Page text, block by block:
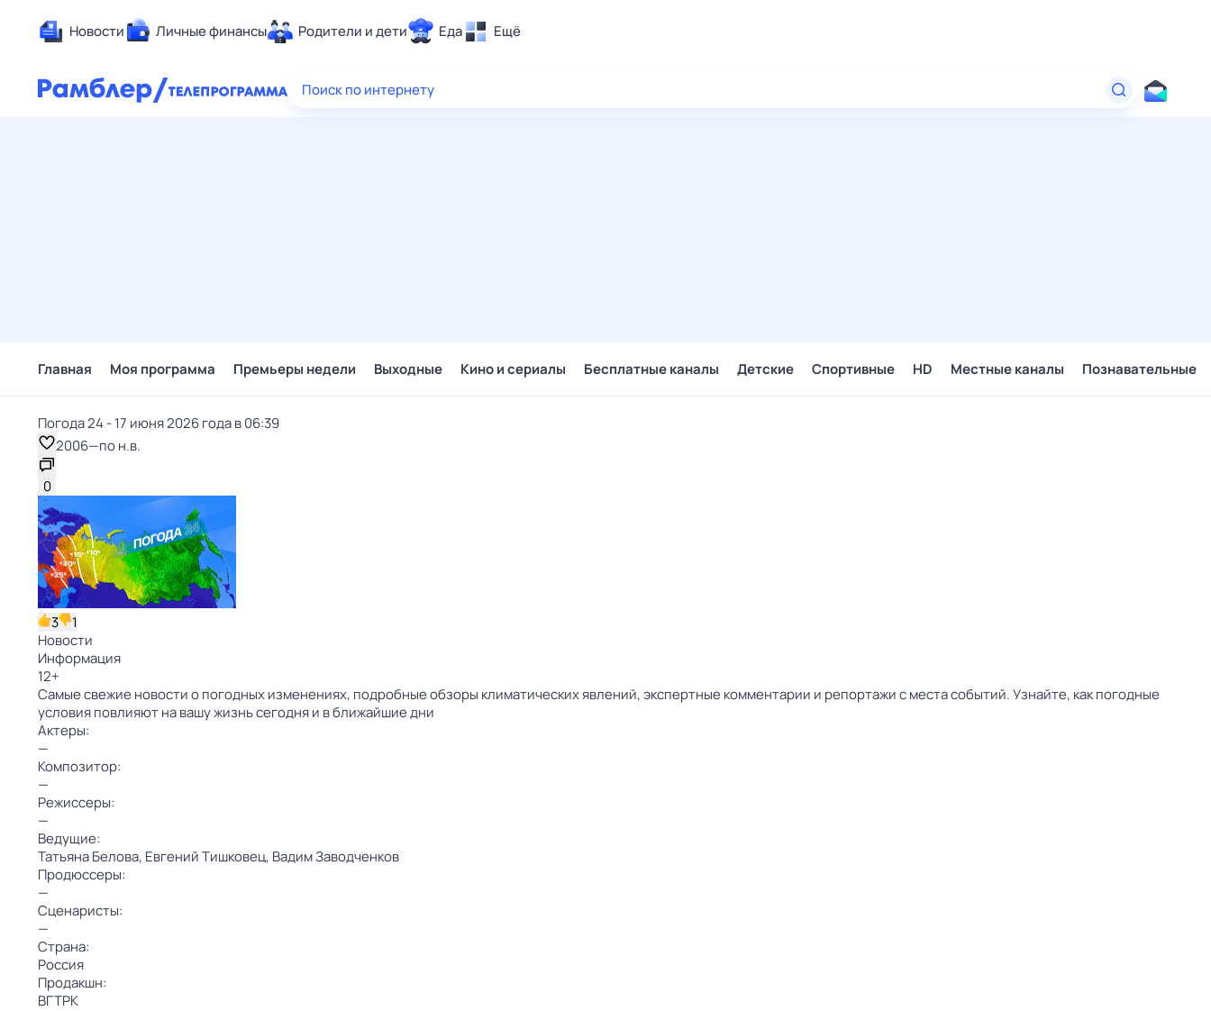
Новости Личные финансы Родители и дети Еда Ещё
Здоровье
Поиск по интернету
Главная Моя программа Премьеры недели Выходные Кино и сериалы Бесплатные каналы Детские Спортивные HD Местные каналы Познавательные
Погода 24 - 17 июня 2026 года в 06:39
2006—по н.в.
0
3
1
Новости
Информация
12+
Самые свежие новости о погодных изменениях, подробные обзоры климатических явлений, экспертные комментарии и репортажи с места событий. Узнайте, как погодные
условия повлияют на вашу жизнь сегодня и в ближайшие дни
Актеры:
—
Композитор:
—
Режиссеры:
—
Ведущие:
Татьяна Белова, Евгений Тишковец, Вадим Заводченков
Продюссеры:
—
Сценаристы:
—
Страна:
Россия
Продакшн:
ВГТРК